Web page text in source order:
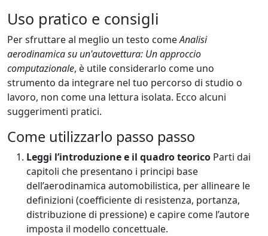
Uso pratico e consigli
Per sfruttare al meglio un testo comeAnalisi
aerodinamica su un'autovettura: Un approccio
computazionale, è utile considerarlo come uno
strumento da integrare nel tuo percorso di studio o
lavoro, non come una lettura isolata. Ecco alcuni
suggerimenti pratici.
Come utilizzarlo passo passo
Leggi l’introduzione e il quadro teorico Parti dai
capitoli che presentano i principi base
dell’aerodinamica automobilistica, per allineare le
definizioni (coefficiente di resistenza, portanza,
distribuzione di pressione) e capire come l’autore
imposta il modello concettuale.